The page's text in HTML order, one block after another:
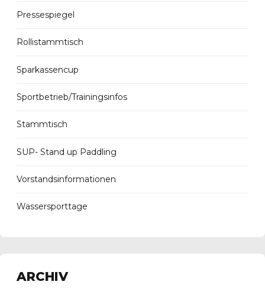
Pressespiegel
Rollistammtisch
Sparkassencup
Sportbetrieb/Trainingsinfos
Stammtisch
SUP- Stand up Paddling
Vorstandsinformationen
Wassersporttage
ARCHIV